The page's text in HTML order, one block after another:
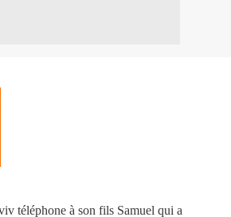
téléphone à son fils Samuel qui a